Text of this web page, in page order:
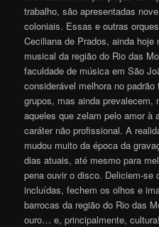
trabalho, são apresentadas
coloniais. Essas e outras
Ceciliana de Prados, ainda
musical da região do Rio das
faculdade de música em São
considerável melhora no
grupos, mas ainda prevalecem,
aqueles que zelam pelo amor à
caráter não profissional. A
mudou muito da época da
dias atuais, até mesmo para
pena ouvir o disco. Deliciem-se
incluídas, fechem os olhos e
barrocas da região do Rio das
ouro… e, principalmente, cultura!